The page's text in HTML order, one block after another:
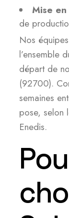
Mise
de
Nos
l’ensemble
départ de
(92700).
semaines
pose, selon
Enedis.